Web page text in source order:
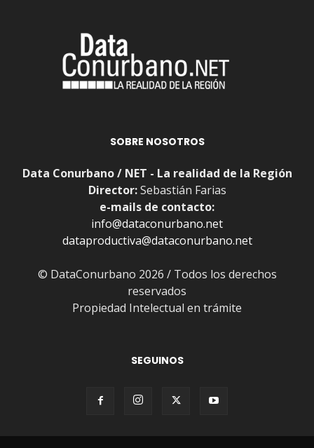
SOBRE NOSOTROS
Data Conurbano / NET - La realidad de la Región
Director:Sebastián Farias
e-mails de contacto:
info@dataconurbano.net
dataproductiva@dataconurbano.net
© DataConurbano 2026 / Todos los derechos
reservados
Propiedad Intelectual en trámite
SEGUINOS